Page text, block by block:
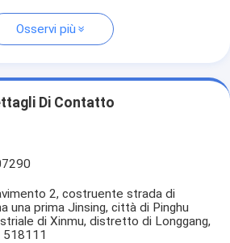
Osservi più
Di Contatto
2, costruente strada di
una prima Jinsing, città di Pinghu
di Xinmu, distretto di Longgang,
518111